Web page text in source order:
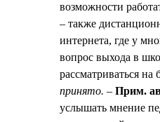
возможности
– также
интернета, где у
вопрос выхода в
рассматриваться
принято. – Прим.
услышать мнение